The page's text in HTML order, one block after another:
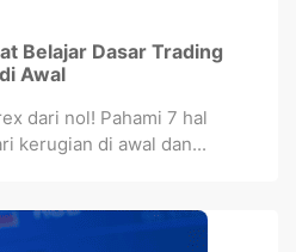
Belajar Dasar Trading
Awal
dari nol! Pahami 7 hal
kerugian di awal dan...